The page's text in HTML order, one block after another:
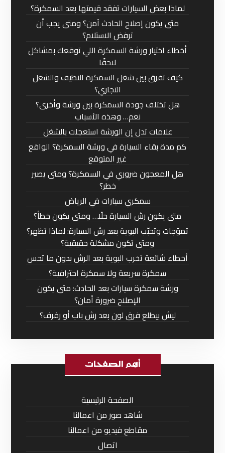
لماذا بعض السيارات تفقد قيمتها بعد السمكرة؟
متى يكون إصلاح الحادث آمن؟ ومتى يجب أن
ترفض الاستلام؟
أخطاء اختيار ورشة السمكرة اللي توقعك بمشاكل
لاحقًا
كيف تفرق بين شغل السمكرة النظيف والشغل
التجاري؟
هل تختلف جودة السمكرة بين ورشة وأخرى؟
نعم… وهذه الأسباب
علامات تدل إن الورشة استعجلت بالشغل
كم مدة بقاء السيارة في ورشة السمكرة؟ الواقع
غير المتوقع
هل المعجون ضروري في السمكرة؟ ومتى يصير
خطر؟
سمكري سيارات في الرياض
متى يكون رش السيارة حلًا… ومتى يكون خطأ؟
تموّجات وتحبّب البوية بعد رش السيارة: لماذا تظهر؟
ومتى تكون مشكلة حقيقية؟
أخطاء شائعة تخرب البوية بعد الرش بدون ما تحس
سمكرة سريعة ولا سمكرة احترافية؟
ورشة سمكرة سيارات بعد الحادث: متى يكون
الإصلاح ضرورة أمان؟
ليش بيطلع فرق لون بعد رش باب أو رفرف؟
أهم الصفحات
الصفحة الرئيسية
شاهد صور من اعمالنا
مقاطع فيديو من اعمالنا
اتصال